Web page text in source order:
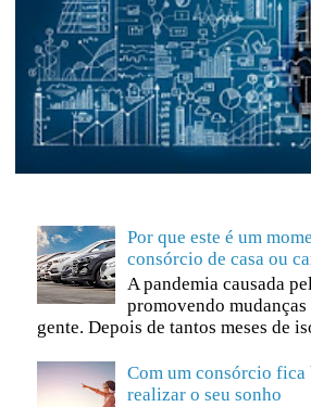
Por que este é um
consórcio de casa ou
A pandemia causada
promovendo
gente. Depois de tantos meses de
Com um consórcio
realizar o seu sonho